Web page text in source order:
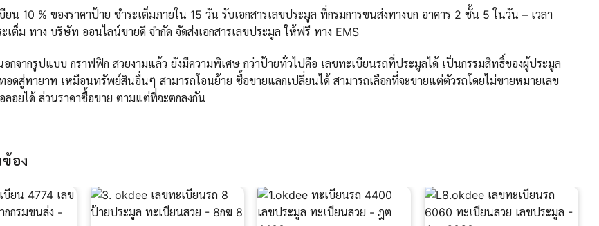
ยน 10 % ของราคาป้าย ชำระเต็มภายใน 15 วัน รับเอกสารเลขประมูล ที่กรมการขนส่งทางบก อาคาร 2 ชั้น 5 ในวัน – เวลา
เต็ม ทาง บริษัท ออนไลน์ขายดี จำกัด จัดส่งเอกสารเลขประมูล ให้ฟรี ทาง EMS
กจากรูปแบบ กราฟฟิก สวยงามแล้ว ยังมีความพิเศษ กว่าป้ายทั่วไปคือ เลขทะเบียนรถที่ประมูลได้ เป็นกรรมสิทธิ์ของผู้ประมูล
อดสู่ทายาท เหมือนทรัพย์สินอื่นๆ สามารถโอนย้าย ซื้อขายแลกเปลี่ยนได้ สามารถเลือกที่จะขายแต่ตัวรถโดยไม่ขายหมายเลข
ลอยได้ ส่วนราคาซื้อขาย ตามแต่ที่จะตกลงกัน
อง